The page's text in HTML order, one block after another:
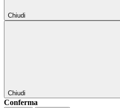
Chiudi
Chiudi
Conferma